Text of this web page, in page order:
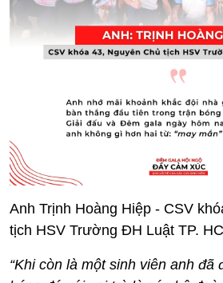
Anh Trịnh Hoàng Hiệp - CSV
tịch HSV Trường ĐH Luật TP.
“Khi còn là một sinh viên anh đã